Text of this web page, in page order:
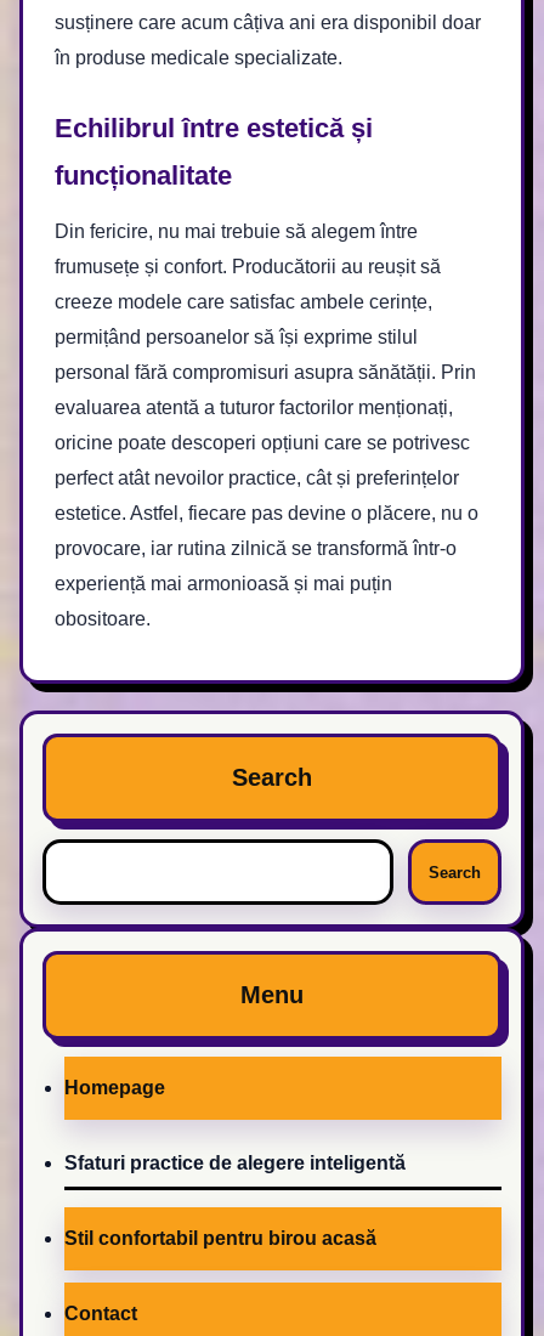
susținere care acum câțiva ani era disponibil doar
în produse medicale specializate.
Echilibrul între estetică și
funcționalitate
Din fericire, nu mai trebuie să alegem între
frumusețe și confort. Producătorii au reușit să
creeze modele care satisfac ambele cerințe,
permițând persoanelor să își exprime stilul
personal fără compromisuri asupra sănătății. Prin
evaluarea atentă a tuturor factorilor menționați,
oricine poate descoperi opțiuni care se potrivesc
perfect atât nevoilor practice, cât și preferințelor
estetice. Astfel, fiecare pas devine o plăcere, nu o
provocare, iar rutina zilnică se transformă într-o
experiență mai armonioasă și mai puțin
obositoare.
Search
Search
Menu
Homepage
Sfaturi practice de alegere inteligentă
Stil confortabil pentru birou acasă
Contact